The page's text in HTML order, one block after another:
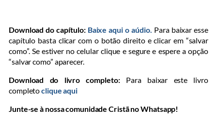
Download do capítulo: Baixe aqui o aúdio. Para baixar esse
capítulo basta clicar com o botão direito e clicar em “salvar
como”. Se estiver no celular clique e segure e espere a opção
“salvar como” aparecer.
Download do livro completo: Para baixar este livro
completoclique aqui
Junte-se à nossa comunidade Cristã no Whatsapp!